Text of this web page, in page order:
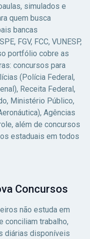
simulados e
quem busca
bancas
FGV, FCC, VUNESP,
portfólio cobre as
concursos para
(Polícia Federal,
Receita Federal,
Ministério Público,
Agências
além de concursos
estaduais em todos
Concursos
não estuda em
conciliam trabalho,
diárias disponíveis